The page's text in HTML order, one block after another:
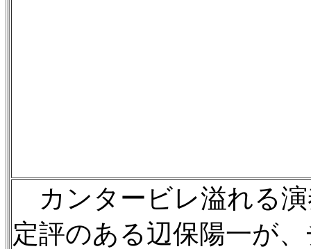
カンタービレ溢れる演
定評のある辺保陽一が